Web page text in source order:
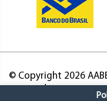
© Copyright 2026